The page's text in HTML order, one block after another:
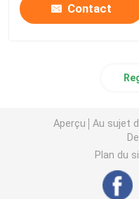
Contact
Aperçu Au sujet
Plan du